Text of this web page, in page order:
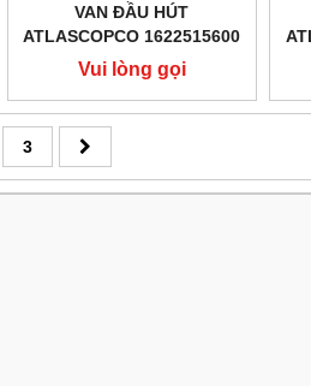
VAN ĐẦU HÚT
ATLASCOPCO 1622515600
Vui lòng gọi
3